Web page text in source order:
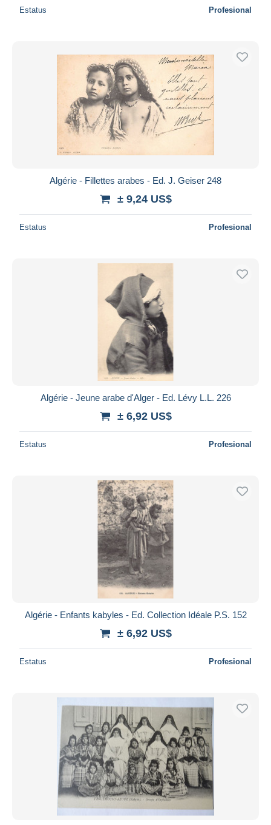
Estatus Profesional
Algérie - Fillettes arabes - Ed. J. Geiser 248
± 9,24 US$
Estatus Profesional
Algérie - Jeune arabe d'Alger - Ed. Lévy L.L. 226
± 6,92 US$
Estatus Profesional
Algérie - Enfants kabyles - Ed. Collection Idéale P.S. 152
± 6,92 US$
Estatus Profesional